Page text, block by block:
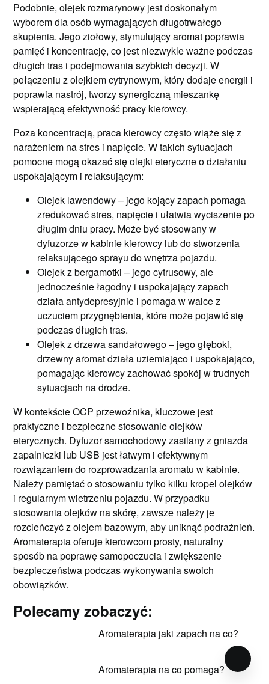
Podobnie, olejek rozmarynowy jest doskonałym
wyborem dla osób wymagających długotrwałego
skupienia. Jego ziołowy, stymulujący aromat poprawia
pamięć i koncentrację, co jest niezwykle ważne podczas
długich tras i podejmowania szybkich decyzji. W
połączeniu z olejkiem cytrynowym, który dodaje energii i
poprawia nastrój, tworzy synergiczną mieszankę
wspierającą efektywność pracy kierowcy.
Poza koncentracją, praca kierowcy często wiąże się z
narażeniem na stres i napięcie. W takich sytuacjach
pomocne mogą okazać się olejki eteryczne o działaniu
uspokajającym i relaksującym:
Olejek lawendowy – jego kojący zapach pomaga
zredukować stres, napięcie i ułatwia wyciszenie po
długim dniu pracy. Może być stosowany w
dyfuzorze w kabinie kierowcy lub do stworzenia
relaksującego sprayu do wnętrza pojazdu.
Olejek z bergamotki – jego cytrusowy, ale
jednocześnie łagodny i uspokajający zapach
działa antydepresyjnie i pomaga w walce z
uczuciem przygnębienia, które może pojawić się
podczas długich tras.
Olejek z drzewa sandałowego – jego głęboki,
drzewny aromat działa uziemiająco i uspokajająco,
pomagając kierowcy zachować spokój w trudnych
sytuacjach na drodze.
W kontekście OCP przewoźnika, kluczowe jest
praktyczne i bezpieczne stosowanie olejków
eterycznych. Dyfuzor samochodowy zasilany z gniazda
zapalniczki lub USB jest łatwym i efektywnym
rozwiązaniem do rozprowadzania aromatu w kabinie.
Należy pamiętać o stosowaniu tylko kilku kropel olejków
i regularnym wietrzeniu pojazdu. W przypadku
stosowania olejków na skórę, zawsze należy je
rozcieńczyć z olejem bazowym, aby uniknąć podrażnień.
Aromaterapia oferuje kierowcom prosty, naturalny
sposób na poprawę samopoczucia i zwiększenie
bezpieczeństwa podczas wykonywania swoich
obowiązków.
Polecamy zobaczyć:
Aromaterapia jaki zapach na co?
Aromaterapia na co pomaga?